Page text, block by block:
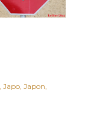
Japo Japon